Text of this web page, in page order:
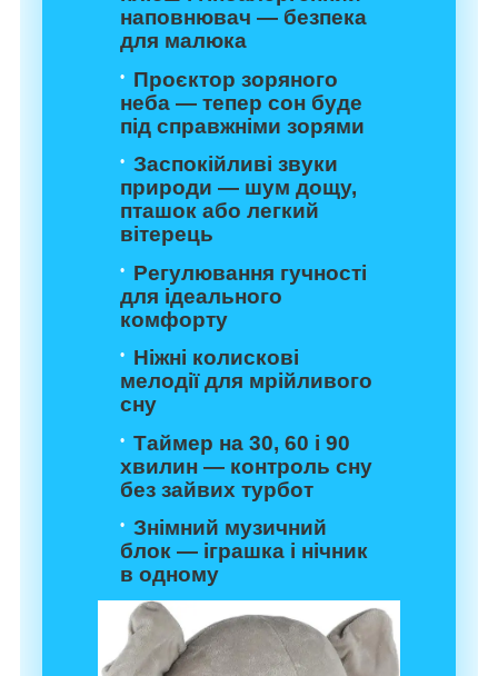
наповнювач — безпека
для малюка
Проєктор зоряного
неба — тепер сон буде
під справжніми зорями
Заспокійливі звуки
природи — шум дощу,
пташок або легкий
вітерець
Регулювання гучності
для ідеального
комфорту
Ніжні колискові
мелодії для мрійливого
сну
Таймер на 30, 60 і 90
хвилин — контроль сну
без зайвих турбот
Знімний музичний
блок — іграшка і нічник
в одному